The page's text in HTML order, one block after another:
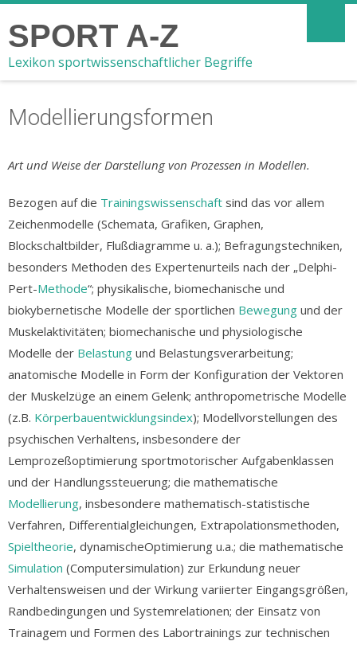
SPORT A-Z
Lexikon sportwissenschaftlicher Begriffe
Modellierungsformen
Art und Weise der Darstellung von Prozessen in Modellen.
Bezogen auf die Trainingswissenschaft sind das vor allem
Zeichenmodelle (Schemata, Grafiken, Graphen,
Blockschaltbilder, Flußdiagramme u. a.); Befragungstechniken,
besonders Methoden des Expertenurteils nach der „Delphi-
Pert-Methode“; physikalische, biomechanische und
biokybernetische Modelle der sportlichen Bewegung und der
Muskelaktivitäten; biomechanische und physiologische
Modelle der Belastung und Belastungsverarbeitung;
anatomische Modelle in Form der Konfiguration der Vektoren
der Muskelzüge an einem Gelenk; anthropometrische Modelle
(z.B. Körperbauentwicklungsindex); Modellvorstellungen des
psychischen Verhaltens, insbesondere der
Lemprozeßoptimierung sportmotorischer Aufgabenklassen
und der Handlungssteuerung; die mathematische
Modellierung, insbesondere mathematisch-statistische
Verfahren, Differentialgleichungen, Extrapolationsmethoden,
Spieltheorie, dynamischeOptimierung u.a.; die mathematische
Simulation (Computersimulation) zur Erkundung neuer
Verhaltensweisen und der Wirkung variierter Eingangsgrößen,
Randbedingungen und Systemrelationen; der Einsatz von
Trainagem und Formen des Labortrainings zur technischen